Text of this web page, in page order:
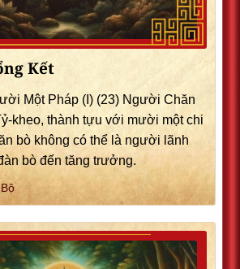
Kết
Một Pháp (I) (23) Người Chăn
kheo, thành tựu với mười một chi
bò không có thể là người lãnh
bò đến tăng trưởng.